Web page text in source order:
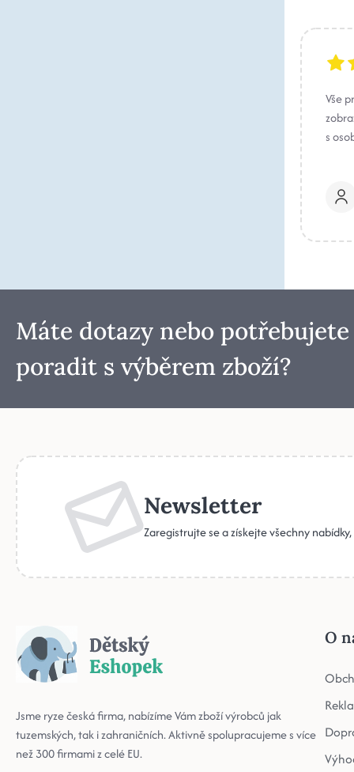
Vše
s
Máte dotazy nebo potřebujete
poradit s výběrem zboží?
Newsletter
Zaregistrujte se a získejte všechny
Jsme ryze česká firma, nabízíme Vám zboží výrobců jak
tuzemských, tak i zahraničních. Aktivně spolupracujeme s více
než 300 firmami z celé EU.
O